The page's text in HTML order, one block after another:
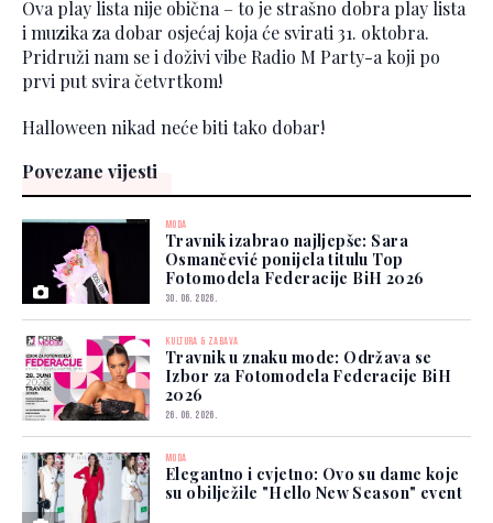
Ova play lista nije obična – to je strašno dobra play lista
i muzika za dobar osjećaj koja će svirati 31. oktobra.
Pridruži nam se i doživi vibe Radio M Party-a koji po
prvi put svira četvrtkom!
Halloween nikad neće biti tako dobar!
Povezane vijesti
MODA
Travnik izabrao najljepše: Sara
Osmančević ponijela titulu Top
Fotomodela Federacije BiH 2026
30. 06. 2026.
KULTURA & ZABAVA
Travnik u znaku mode: Održava se
Izbor za Fotomodela Federacije BiH
2026
26. 06. 2026.
MODA
Elegantno i cvjetno: Ovo su dame koje
su obilježile "Hello New Season" event